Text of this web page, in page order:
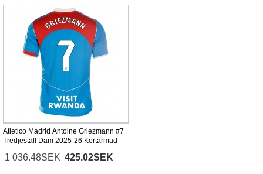
Atletico Madrid Antoine Griezmann #7
Tredjeställ Dam 2025-26 Kortärmad
1 036.48SEK 425.02SEK